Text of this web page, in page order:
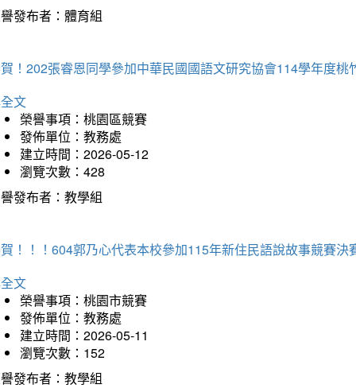
發布者：體育組
！202張睿恩同學參加中華民國國語文研究協會114學年度
文
榮譽事項：桃園區競賽
發佈單位：教務處
建立時間：2026-05-12
瀏覽次數：428
發布者：教學組
！！！604郭乃心代表本校參加115年新住民語說故事競賽決
文
榮譽事項：桃園市競賽
發佈單位：教務處
建立時間：2026-05-11
瀏覽次數：152
發布者：教學組